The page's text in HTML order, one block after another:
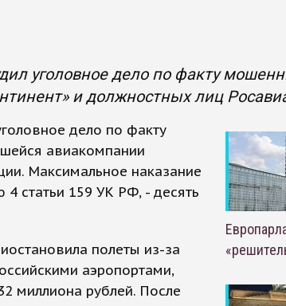
уголовное дело по факту
и должностных лиц
дело по факту
авиакомпании
Максимальное наказание
4 статьи 159 УК РФ, - десять
полеты из-за
аэропортами,
миллиона рублей. После